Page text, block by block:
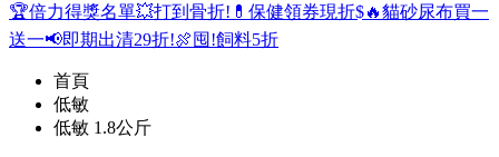
🏆倍力得獎名單💥打到骨折! 💊保健領券現折$🔥貓砂尿布買一
送一📢即期出清29折!🍖囤!飼料5折
首頁
低敏
低敏 1.8公斤